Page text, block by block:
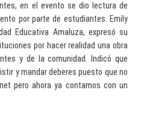
en el evento se dio lectura de
por parte de estudiantes. Emily
Educativa Amaluza, expresó su
por hacer realidad una obra
y de la comunidad. Indicó que
y mandar deberes puesto que no
pero ahora ya contamos con un